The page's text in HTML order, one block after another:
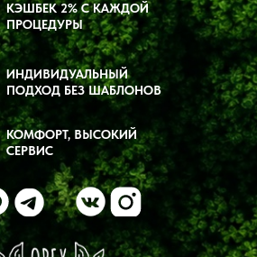
КЭШБЕК 2% С КАЖДОЙ
ПРОЦЕДУРЫ
ИНДИВИДУАЛЬНЫЙ
ПОДХОД БЕЗ ШАБЛОНОВ
КОМФОРТ, ВЫСОКИЙ
СЕРВИС